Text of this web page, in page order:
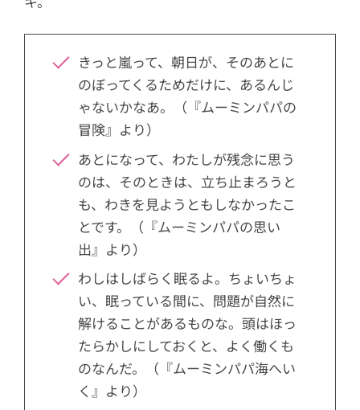
きっと嵐って、朝日が、そのあとに
のぼってくるためだけに、あるんじ
ゃないかなあ。（『ムーミンパパの
冒険』より）
あとになって、わたしが残念に思う
のは、そのときは、立ち止まろうと
も、わきを見ようともしなかったこ
とです。（『ムーミンパパの思い
出』より）
わしはしばらく眠るよ。ちょいちょ
い、眠っている間に、問題が自然に
解けることがあるものな。頭はほっ
たらかしにしておくと、よく働くも
のなんだ。（『ムーミンパパ海へい
く』より）